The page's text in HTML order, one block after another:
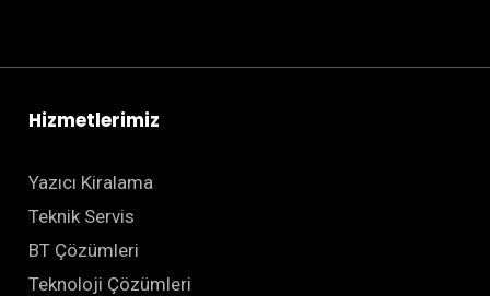
Hizmetlerimiz
Yazıcı Kiralama
Teknik Servis
BT Çözümleri
Teknoloji Çözümleri